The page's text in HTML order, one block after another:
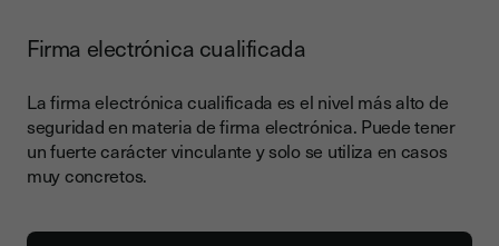
Firma electrónica cualificada
La firma electrónica cualificada es el nivel más alto de
seguridad en materia de firma electrónica. Puede tener
un fuerte carácter vinculante y solo se utiliza en casos
muy concretos.